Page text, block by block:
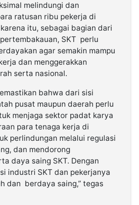
melindungi dan
ratusan ribu pekerja di
itu, sebagai bagian dari
SKT perlu
agar semakin mampu
dan menggerakkan
serta nasional.
bahwa dari sisi
pusat maupun daerah perlu
menjaga sektor padat karya
para tenaga kerja di
perlindungan melalui regulasi
dan mendorong
daya saing SKT. Dengan
industri SKT dan pekerjanya
dan berdaya saing,” tegas